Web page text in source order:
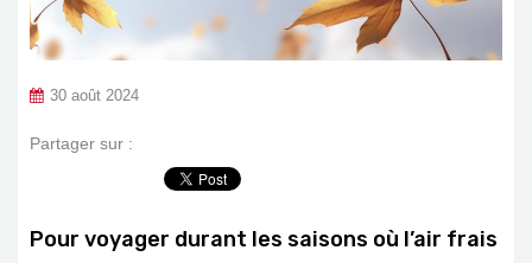
30 août 2024
Partager sur :
Pour voyager durant les saisons où l’air frais